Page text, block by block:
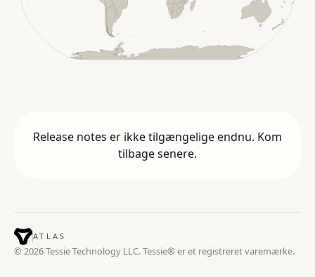
Release notes er ikke tilgængelige endnu. Kom
tilbage senere.
ATLAS
© 2026 Tessie Technology LLC. Tessie® er et registreret varemærke.